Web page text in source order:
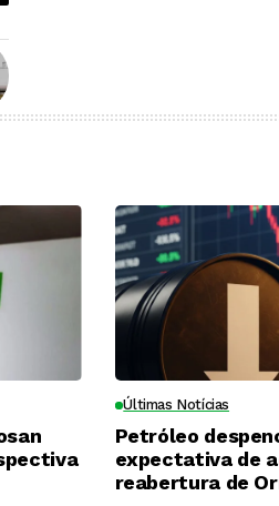
Últimas Notícias
Petróleo
expectativa de
reabertura de